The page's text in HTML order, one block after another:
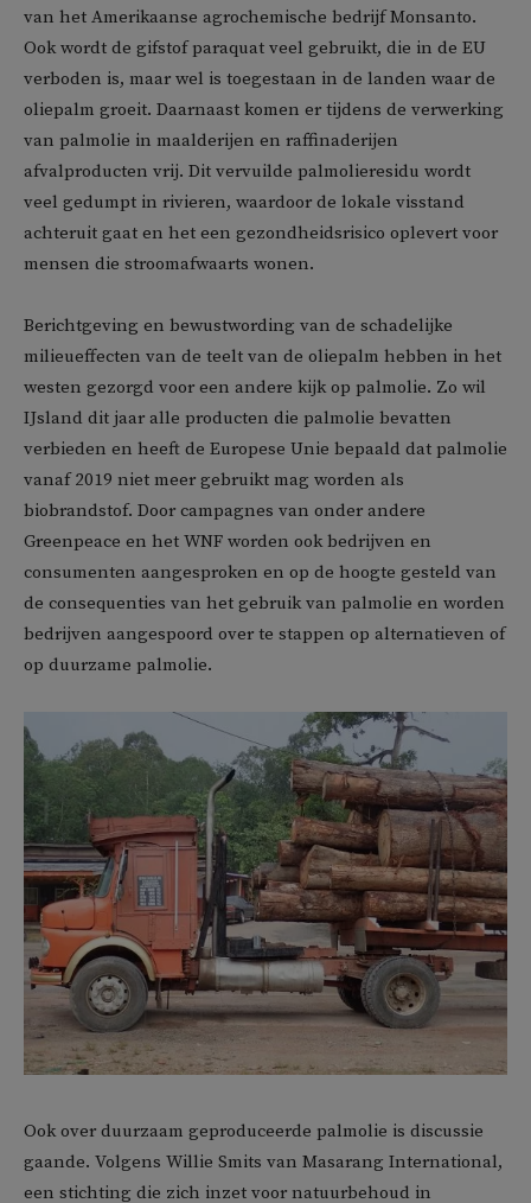
van het Amerikaanse agrochemische bedrijf Monsanto.
Ook wordt de gifstof paraquat veel gebruikt, die in de EU
verboden is, maar wel is toegestaan in de landen waar de
oliepalm groeit. Daarnaast komen er tijdens de verwerking
van palmolie in maalderijen en raffinaderijen
afvalproducten vrij. Dit vervuilde palmolieresidu wordt
veel gedumpt in rivieren, waardoor de lokale visstand
achteruit gaat en het een gezondheidsrisico oplevert voor
mensen die stroomafwaarts wonen.
Berichtgeving en bewustwording van de schadelijke
milieueffecten van de teelt van de oliepalm hebben in het
westen gezorgd voor een andere kijk op palmolie. Zo wil
IJsland dit jaar alle producten die palmolie bevatten
verbieden en heeft de Europese Unie bepaald dat palmolie
vanaf 2019 niet meer gebruikt mag worden als
biobrandstof. Door campagnes van onder andere
Greenpeace en het WNF worden ook bedrijven en
consumenten aangesproken en op de hoogte gesteld van
de consequenties van het gebruik van palmolie en worden
bedrijven aangespoord over te stappen op alternatieven of
op duurzame palmolie.
Ook over duurzaam geproduceerde palmolie is discussie
gaande. Volgens Willie Smits van Masarang International,
een stichting die zich inzet voor natuurbehoud in